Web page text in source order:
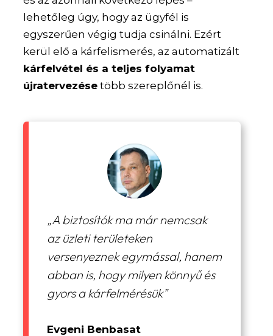
lehetőleg úgy, hogy az ügyfél is
egyszerűen végig tudja csinálni. Ezért
kerül elő a kárfelismerés, az automatizált
kárfelvétel és a teljes folyamat
újratervezése több szereplőnél is.
„A biztosítók ma már nemcsak
az üzleti területeken
versenyeznek egymással, hanem
abban is, hogy milyen könnyű és
gyors a kárfelmérésük”
Evgeni Benbasat